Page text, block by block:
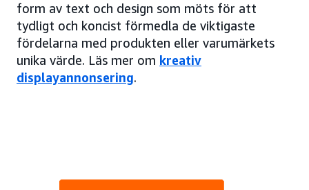
form av text och design som möts för att
tydligt och koncist förmedla de viktigaste
fördelarna med produkten eller varumärkets
unika värde. Läs mer om kreativ
displayannonsering.